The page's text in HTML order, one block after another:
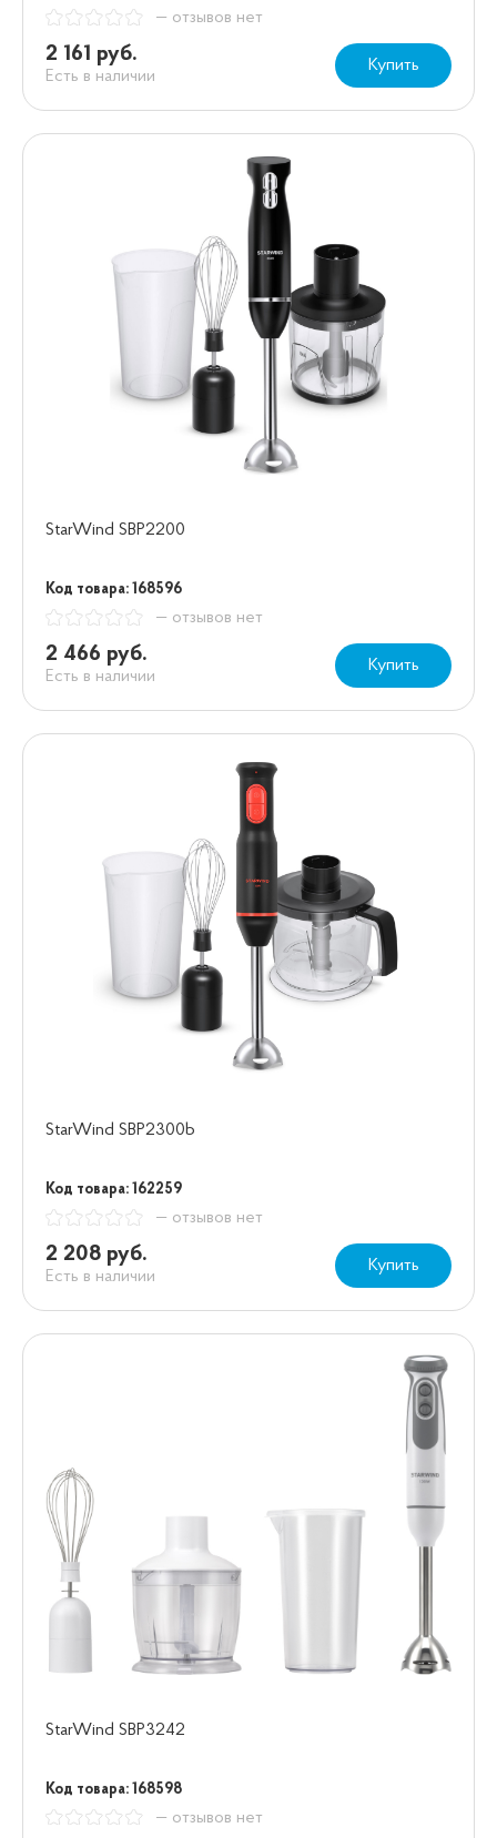
— отзывов нет
2 161 руб.
Есть в наличии
Купить
StarWind SBP2200
Код товара: 168596
— отзывов нет
2 466 руб.
Есть в наличии
Купить
StarWind SBP2300b
Код товара: 162259
— отзывов нет
2 208 руб.
Есть в наличии
Купить
StarWind SBP3242
Код товара: 168598
— отзывов нет